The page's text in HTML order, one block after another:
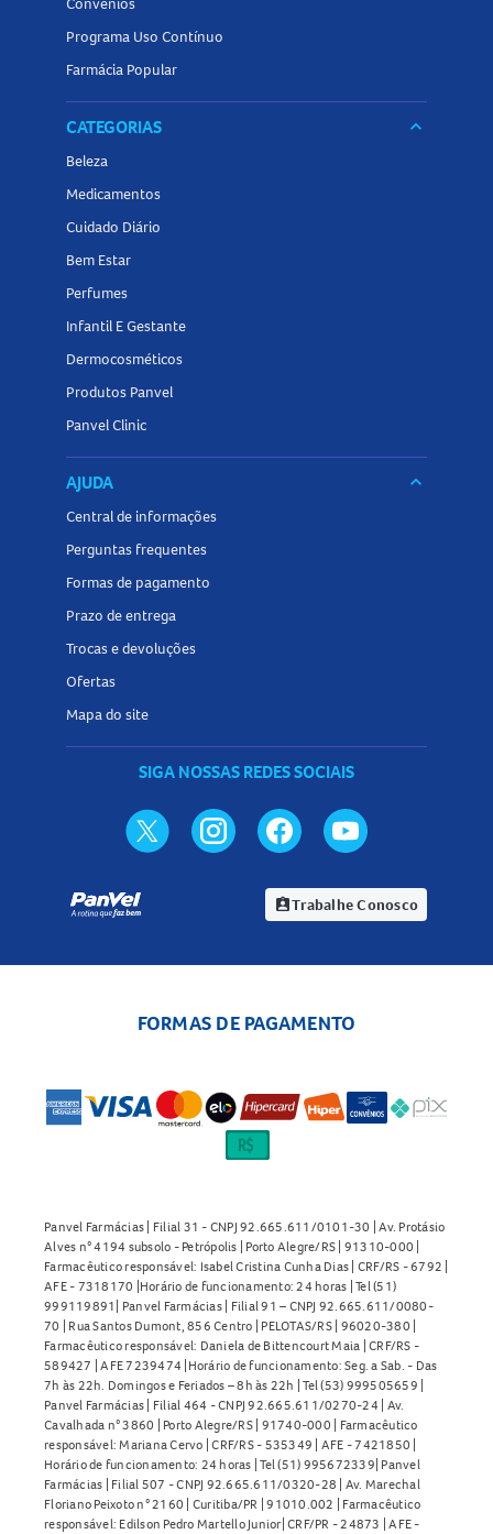
Programa Uso Contínuo
Farmácia Popular
CATEGORIAS keyboard_arrow_down
Beleza
Medicamentos
Cuidado Diário
Bem Estar
Perfumes
Infantil E Gestante
Dermocosméticos
Produtos Panvel
Panvel Clinic
AJUDA keyboard_arrow_down
Central de informações
Perguntas frequentes
Formas de pagamento
Prazo de entrega
Trocas e devoluções
Ofertas
Mapa do site
SIGA NOSSAS REDES SOCIAIS
assignment_indTrabalhe Conosco
FORMAS DE PAGAMENTO
Panvel Farmácias | Filial 31 - CNPJ 92.665.611/0101-30 | Av. Protásio
Alves n° 4194 subsolo - Petrópolis | Porto Alegre/RS | 91310-000 |
Farmacêutico responsável: Isabel Cristina Cunha Dias | CRF/RS - 6792 |
AFE - 7318170 |Horário de funcionamento: 24 horas | Tel (51)
999119891| Panvel Farmácias | Filial 91 – CNPJ 92.665.611/0080-
70 | Rua Santos Dumont, 856 Centro | PELOTAS/RS | 96020-380 |
Farmacêutico responsável: Daniela de Bittencourt Maia | CRF/RS -
589427 | AFE 7239474 |Horário de funcionamento: Seg. a Sab. - Das
7h às 22h. Domingos e Feriados – 8h às 22h | Tel (53) 999505659 |
Panvel Farmácias | Filial 464 - CNPJ 92.665.611/0270-24 | Av.
Cavalhada n° 3860 | Porto Alegre/RS | 91740-000 | Farmacêutico
responsável: Mariana Cervo | CRF/RS - 535349 | AFE - 7421850 |
Horário de funcionamento: 24 horas | Tel (51) 995672339| Panvel
Farmácias | Filial 507 - CNPJ 92.665.611/0320-28 | Av. Marechal
Floriano Peixoto n° 2160 | Curitiba/PR | 91010.002 | Farmacêutico
responsável: Edilson Pedro Martello Junior| CRF/PR - 24873 | AFE -